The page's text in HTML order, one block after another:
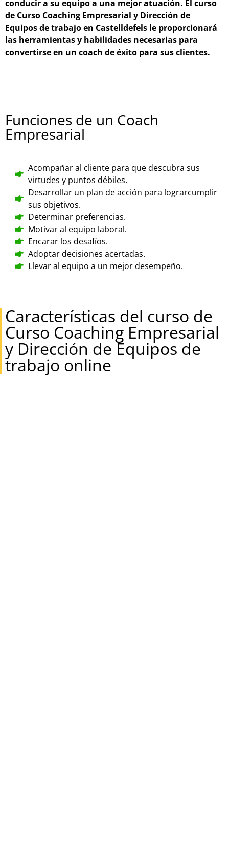
conducir a su equipo a una mejor atuación. El curso
de Curso Coaching Empresarial y Dirección de
Equipos de trabajo en Castelldefels le proporcionará
las herramientas y habilidades necesarias para
convertirse en un coach de éxito para sus clientes.
Funciones de un Coach
Empresarial
Acompañar al cliente para que descubra sus
virtudes y puntos débiles.
Desarrollar un plan de acción para lograrcumplir
sus objetivos.
Determinar preferencias.
Motivar al equipo laboral.
Encarar los desafíos.
Adoptar decisiones acertadas.
Llevar al equipo a un mejor desempeño.
Características del curso de
Curso Coaching Empresarial
y Dirección de Equipos de
trabajo online